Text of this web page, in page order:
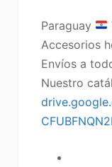
Paraguay
Accesorios
Envíos a
Nuestro